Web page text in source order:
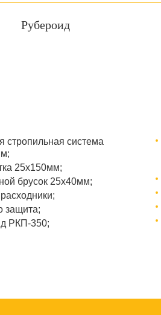
Рубероид
стропильная система
25х150мм;
брусок 25х40мм;
защита;
РКП-350;